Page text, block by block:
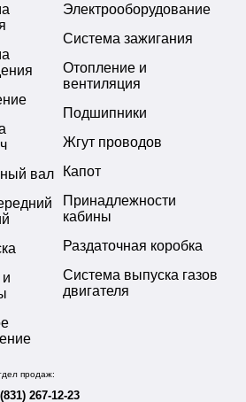
вал
Электрооборудование
Система зажигания
Отопление и
вентиляция
Подшипники
Жгут проводов
Капот
Принадлежности
кабины
Раздаточная коробка
Система выпуска газов
двигателя
продаж:
267-12-23